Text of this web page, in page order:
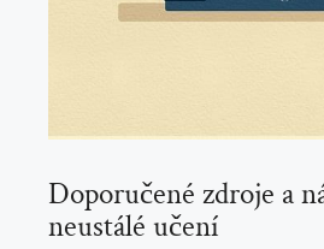
Doporučené zdroje a
neustálé učení